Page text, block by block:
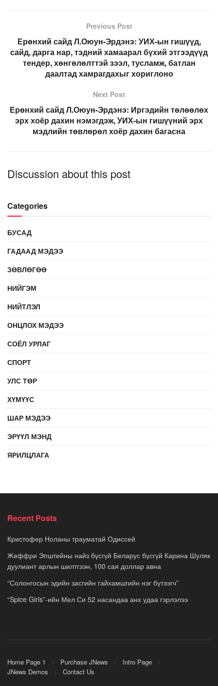
Previous Post
Ерөнхий сайд Л.Оюун-Эрдэнэ: УИХ-ын гишүүд,
сайд, дарга нар, тэдний хамаарал бүхий этгээдүүд
тендер, хөнгөлөлттэй зээл, тусламж, батлан
даалтад хамрагдахыг хориглоно
Next Post
Ерөнхий сайд Л.Оюун-Эрдэнэ: Иргэдийн төлөөлөх
эрх хоёр дахин нэмэгдэж, УИХ-ын гишүүний эрх
мэдлийн төвлөрөл хоёр дахин багасна
Discussion about this post
Categories
БУСАД
ГАДААД МЭДЭЭ
ЗӨВЛӨГӨӨ
НИЙГЭМ
НИЙТЛЭЛ
ОНЦЛОХ МЭДЭЭ
СОЁЛ УРЛАГ
СПОРТ
УЛС ТӨР
ХҮМҮҮС
ШАР МЭДЭЭ
ЭРҮҮЛ МЭНД
ЯРИЛЦЛАГА
Recent Posts
Кристофер Ноланы трауматай Одиссей
Жеффри Эпштейны найз бүсгүй Беларус бүсгүй Карина Шуляк
дуулиант арлын шилтгээн, 100 сая доллар авна
“Солонгосын эдийн засгийн гайхамшгийн нэг бүтээгч”
“Spice Girls”-ийн Мел Си 52 насандаа анх удаа гэрлэлээ
Home Page 1 Purchase JNews
Intro Page
JNews Demos
Contact Us